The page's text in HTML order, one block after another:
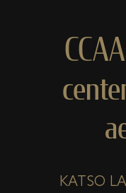
KATSO